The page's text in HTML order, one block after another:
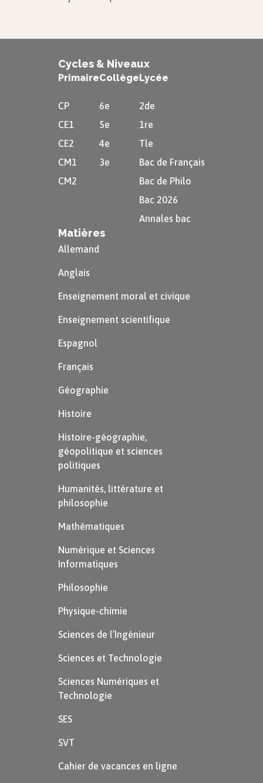
Cycles & Niveaux
Primaire
CP
CE1
CE2
CM1
CM2
Collège
6e
5e
4e
3e
Lycée
2de
1re
Tle
Bac de Français
Bac de Philo
Bac 2026
Annales bac
Matières
Allemand
Anglais
Enseignement moral et civique
Enseignement scientifique
Espagnol
Français
Géographie
Histoire
Histoire-géographie,
géopolitique et sciences
politiques
Humanités, littérature et
philosophie
Mathématiques
Numérique et Sciences
Informatiques
Philosophie
Physique-chimie
Sciences de l’Ingénieur
Sciences et Technologie
Sciences Numériques et
Technologie
SES
SVT
Cahier de vacances en ligne